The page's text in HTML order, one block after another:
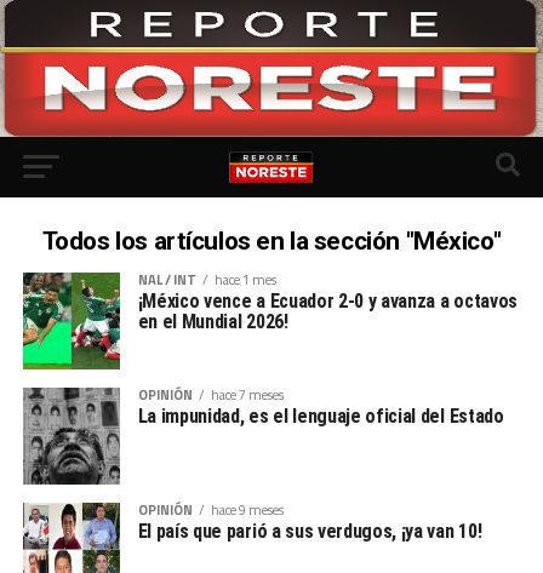
Todos los artículos en la sección "México"
NAL / INT hace 1 mes
¡México vence a Ecuador 2-0 y avanza a octavos
en el Mundial 2026!
OPINIÓN hace 7 meses
La impunidad, es el lenguaje oficial del Estado
OPINIÓN hace 9 meses
El país que parió a sus verdugos, ¡ya van 10!